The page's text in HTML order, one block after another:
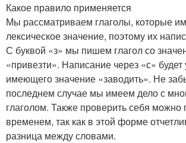
Какое правило применяется
Мы рассматриваем глаголы, которые
лексическое значение, поэтому их
С буквой «з» мы пишем глагол со
«привезти». Написание через «с» будет
имеющего значение «заводить». Не
последнем случае мы имеем дело с
глаголом. Также проверить себя
временем, так как в этой форме
разница между словами.